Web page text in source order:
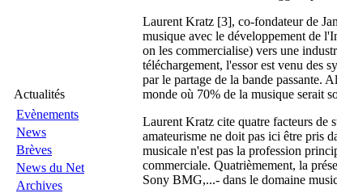
Actualités
Evènements
News
Brèves
News du Net
Archives
Laurent Kratz [3], co-fondateur de
musique avec le développement de
on les commercialise) vers une
téléchargement, l'essor est venu des
par le partage de la bande passante.
monde où 70% de la musique serait
Laurent Kratz cite quatre facteurs de
amateurisme ne doit pas ici être pris
musicale n'est pas la profession
commerciale. Quatrièmement, la
Sony BMG,...- dans le domaine